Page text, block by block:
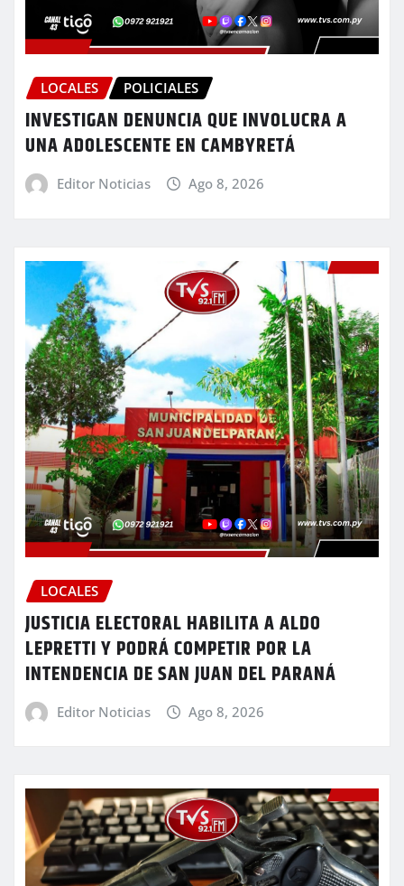
LOCALES POLICIALES
INVESTIGAN DENUNCIA QUE INVOLUCRA A
UNA ADOLESCENTE EN CAMBYRETÁ
Editor Noticias Ago 8, 2026
LOCALES
JUSTICIA ELECTORAL HABILITA A ALDO
LEPRETTI Y PODRÁ COMPETIR POR LA
INTENDENCIA DE SAN JUAN DEL PARANÁ
Editor Noticias Ago 8, 2026